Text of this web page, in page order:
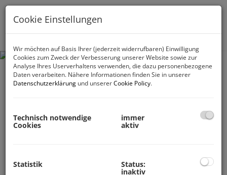
Cookie Einstellungen
Wir möchten auf Basis Ihrer (jederzeit widerrufbaren) Einwilligung
Cookies zum Zweck der Verbesserung unserer Website sowie zur
Analyse Ihres Userverhaltens verwenden, die dazu personenbezogene
Daten verarbeiten. Nähere Informationen finden Sie in unserer
Datenschutzerklärung und unsererCookie Policy.
Technisch notwendige
Cookies
immer
aktiv
Statistik Status:
inaktiv